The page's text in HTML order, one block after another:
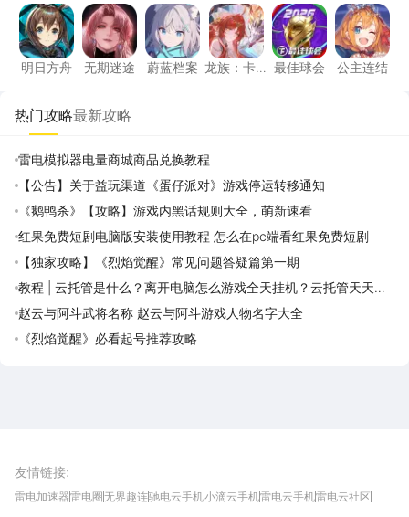
明日方舟
明日方舟
无期迷途
无期迷途
蔚蓝档案
蔚蓝档案
龙族：卡塞尔之门
龙族：卡
最佳球会
最佳球会
公主连
公主连结
热门攻略最新攻略
雷电模拟器电量商城商品兑换教程
【公告】关于益玩渠道《蛋仔派对》游戏停运转移通知
《鹅鸭杀》【攻略】游戏内黑话规则大全，萌新速看
红果免费短剧电脑版安装使用教程 怎么在pc端看红果免费短剧
【独家攻略】《烈焰觉醒》常见问题答疑篇第一期
教程 | 云托管是什么？离开电脑怎么游戏全天挂机？云托管天天免
费领取攻略
赵云与阿斗武将名称 赵云与阿斗游戏人物名字大全
《烈焰觉醒》必看起号推荐攻略
友情链接:
雷电加速器雷电圈无界趣连驰电云手机小滴云手机雷电云手机雷电云社区